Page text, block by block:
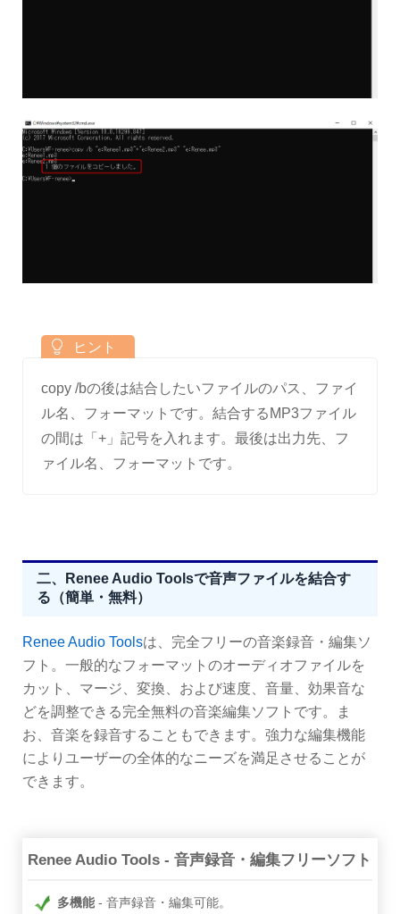
copy /bの後は結合したいファイルのパス、ファイ
ル名、フォーマットです。結合するMP3ファイル
の間は「+」記号を入れます。最後は出力先、フ
ァイル名、フォーマットです。
二、Renee Audio Toolsで音声ファイルを結合す
る（簡単・無料）
Renee Audio Toolsは、完全フリーの音楽録音・編集ソ
フト。一般的なフォーマットのオーディオファイルを
カット、マージ、変換、および速度、音量、効果音な
どを調整できる完全無料の音楽編集ソフトです。ま
お、音楽を録音することもできます。強力な編集機能
によりユーザーの全体的なニーズを満足させることが
できます。
Renee Audio Tools - 音声録音・編集フリーソフト
多機能 音声録音・編集可能。